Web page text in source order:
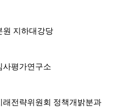
원 지하대강당
사평가연구소
전략위원회 정책개밝분과